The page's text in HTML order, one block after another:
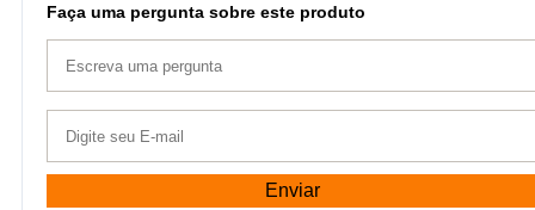
Faça uma pergunta sobre este produto
Enviar